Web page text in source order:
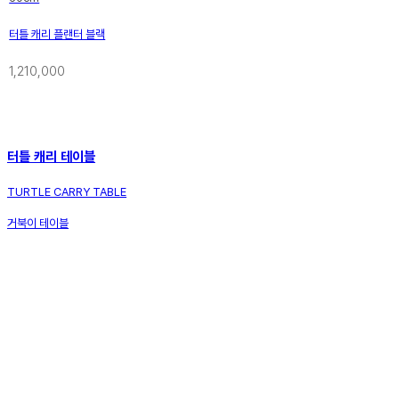
터틀 캐리 플랜터 블랙
1,210,000
터틀 캐리 테이블
TURTLE CARRY TABLE
거북이 테이블